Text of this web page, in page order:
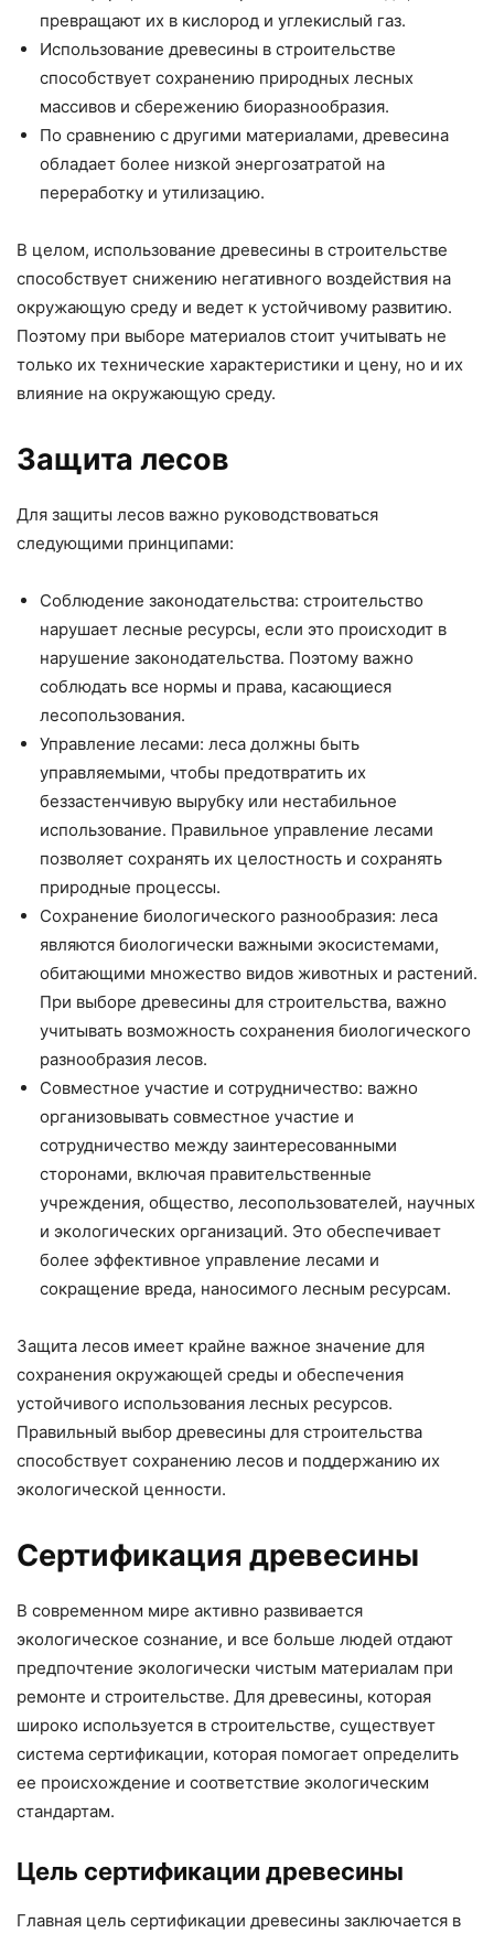
превращают их в кислород и углекислый газ.
Использование древесины в строительстве
способствует сохранению природных лесных
массивов и сбережению биоразнообразия.
По сравнению с другими материалами, древесина
обладает более низкой энергозатратой на
переработку и утилизацию.
В целом, использование древесины в строительстве
способствует снижению негативного воздействия на
окружающую среду и ведет к устойчивому развитию.
Поэтому при выборе материалов стоит учитывать не
только их технические характеристики и цену, но и их
влияние на окружающую среду.
Защита лесов
Для защиты лесов важно руководствоваться
следующими принципами:
Соблюдение законодательства: строительство
нарушает лесные ресурсы, если это происходит в
нарушение законодательства. Поэтому важно
соблюдать все нормы и права, касающиеся
лесопользования.
Управление лесами: леса должны быть
управляемыми, чтобы предотвратить их
беззастенчивую вырубку или нестабильное
использование. Правильное управление лесами
позволяет сохранять их целостность и сохранять
природные процессы.
Сохранение биологического разнообразия: леса
являются биологически важными экосистемами,
обитающими множество видов животных и растений.
При выборе древесины для строительства, важно
учитывать возможность сохранения биологического
разнообразия лесов.
Совместное участие и сотрудничество: важно
организовывать совместное участие и
сотрудничество между заинтересованными
сторонами, включая правительственные
учреждения, общество, лесопользователей, научных
и экологических организаций. Это обеспечивает
более эффективное управление лесами и
сокращение вреда, наносимого лесным ресурсам.
Защита лесов имеет крайне важное значение для
сохранения окружающей среды и обеспечения
устойчивого использования лесных ресурсов.
Правильный выбор древесины для строительства
способствует сохранению лесов и поддержанию их
экологической ценности.
Сертификация древесины
В современном мире активно развивается
экологическое сознание, и все больше людей отдают
предпочтение экологически чистым материалам при
ремонте и строительстве. Для древесины, которая
широко используется в строительстве, существует
система сертификации, которая помогает определить
ее происхождение и соответствие экологическим
стандартам.
Цель сертификации древесины
Главная цель сертификации древесины заключается в